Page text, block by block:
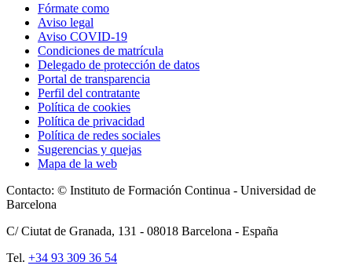
Fórmate como
Aviso legal
Aviso COVID-19
Condiciones de matrícula
Delegado de protección de datos
Portal de transparencia
Perfil del contratante
Política de cookies
Política de privacidad
Política de redes sociales
Sugerencias y quejas
Mapa de la web
Contacto: © Instituto de Formación Continua - Universidad de
Barcelona
C/ Ciutat de Granada, 131 - 08018 Barcelona - España
Tel. +34 93 309 36 54